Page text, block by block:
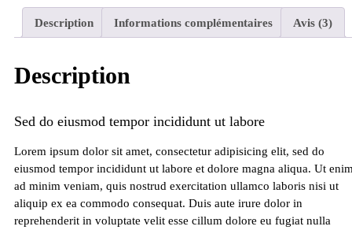
Description Informations complémentaires Avis (3)
Description
Sed do eiusmod tempor incididunt ut labore
Lorem ipsum dolor sit amet, consectetur adipisicing elit, sed do
eiusmod tempor incididunt ut labore et dolore magna aliqua. Ut
ad minim veniam, quis nostrud exercitation ullamco laboris nisi ut
aliquip ex ea commodo consequat. Duis aute irure dolor in
reprehenderit in voluptate velit esse cillum dolore eu fugiat nulla